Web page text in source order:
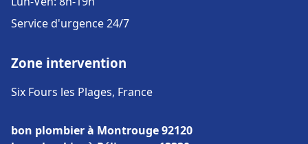
Service d'urgence 24/7
Zone intervention
Six Fours les Plages, France
bon plombier à Montrouge 92120